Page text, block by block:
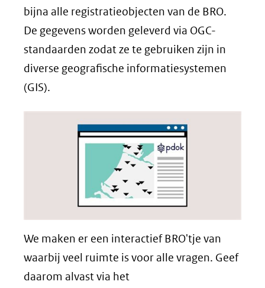
bijna alle registratieobjecten van de BRO.
De gegevens worden geleverd via OGC-
standaarden zodat ze te gebruiken zijn in
diverse geografische informatiesystemen
(GIS).
We maken er een interactief BRO'tje van
waarbij veel ruimte is voor alle vragen. Geef
daarom alvast via het